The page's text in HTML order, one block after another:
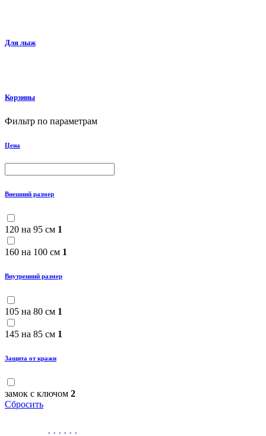
Для лыж
Корзины
Фильтр по параметрам
Цена
Внешний размер
120 на 95 см 1
160 на 100 см 1
Внутренний размер
105 на 80 см 1
145 на 85 см 1
Защита от кражи
замок с ключом 2
Сбросить
· · · · · ·